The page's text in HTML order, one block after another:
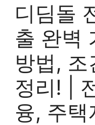
디딤돌
출 완벽
방법, 조
정리! |
융, 주택